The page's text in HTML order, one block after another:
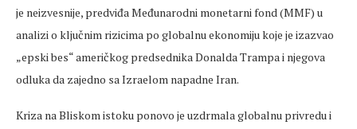
je neizvesnije, predviđa Međunarodni monetarni fond (MMF) u
analizi o ključnim rizicima po globalnu ekonomiju koje je izazvao
„epski bes“ američkog predsednika Donalda Trampa i njegova
odluka da zajedno sa Izraelom napadne Iran.
Kriza na Bliskom istoku ponovo je uzdrmala globalnu privredu i